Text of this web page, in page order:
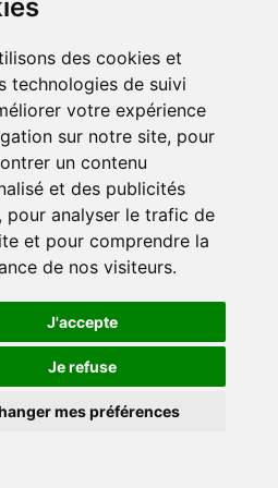
des cookies et
technologies de suivi
votre expérience
sur notre site, pour
un contenu
et des publicités
pour analyser le trafic de
et pour comprendre la
de nos visiteurs.
J'accepte
Je refuse
mes préférences